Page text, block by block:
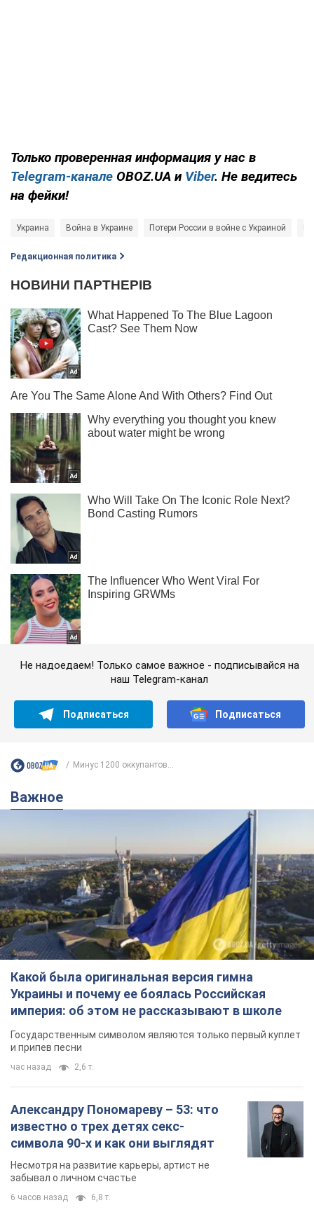
Только проверенная информация у нас в
Telegram-канале OBOZ.UA и Viber. Не ведитесь
на фейки!
Украина Война в Украине Потери России в войне с Украиной
Редакционная политика
Не надоедаем! Только самое важное - подписывайся на
наш Telegram-канал
Подписаться Подписаться
Минус 1200 оккупантов...
Важное
Какой была оригинальная версия гимна
Украины и почему ее боялась Российская
империя: об этом не рассказывают в школе
Государственным символом являются только первый куплет
и припев песни
час назад 2,6 т.
Александру Пономареву – 53: что
известно о трех детях секс-
символа 90-х и как они выглядят
Несмотря на развитие карьеры, артист не
забывал о личном счастье
6 часов назад 6,8 т.